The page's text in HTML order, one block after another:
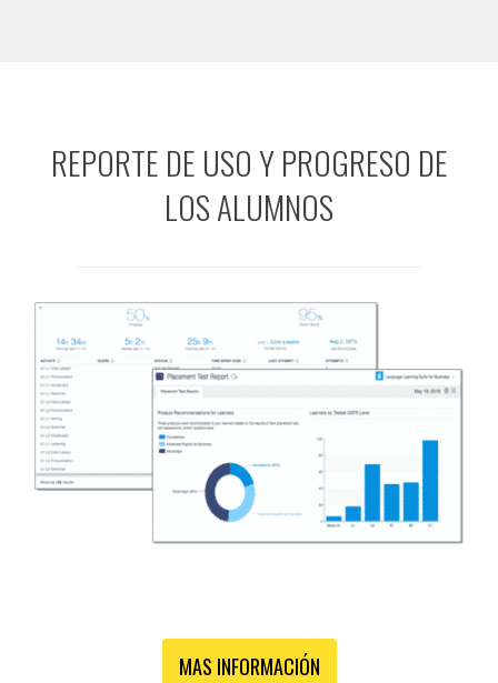
REPORTE DE USO Y PROGRESO DE
LOS ALUMNOS
MAS INFORMACIÓN